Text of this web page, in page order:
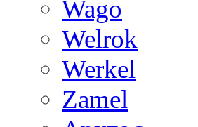
Wago
Welrok
Werkel
Zamel